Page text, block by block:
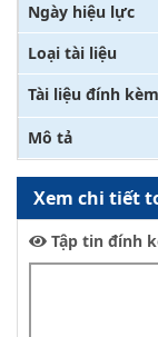
Ngày hiệu lực
Loại tài liệu
Tài liệu đính kèm
Mô tả
Xem chi tiết
Tập tin đính